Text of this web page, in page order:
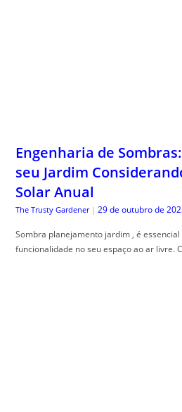
Engenharia de
seu Jardim
Solar Anual
The Trusty Gardener | 29 de outubro de
Sombra planejamento jardim , é
funcionalidade no seu espaço ao ar livre.